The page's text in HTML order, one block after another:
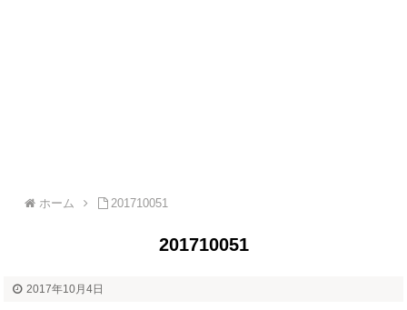
ホーム 201710051
201710051
2017年10月4日